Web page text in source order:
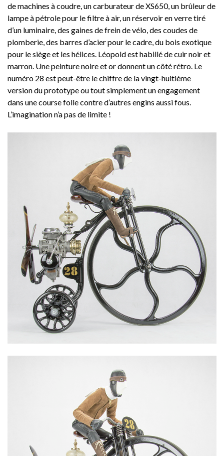
de machines à coudre, un carburateur de XS650, un brûleur de
lampe à pétrole pour le filtre à air, un réservoir en verre tiré
d’un luminaire, des gaines de frein de vélo, des coudes de
plomberie, des barres d’acier pour le cadre, du bois exotique
pour le siège et les hélices. Léopold est habillé de cuir noir et
marron. Une peinture noire et or donnent un côté rétro. Le
numéro 28 est peut-être le chiffre de la vingt-huitième
version du prototype ou tout simplement un engagement
dans une course folle contre d’autres engins aussi fous.
L’imagination n’a pas de limite !